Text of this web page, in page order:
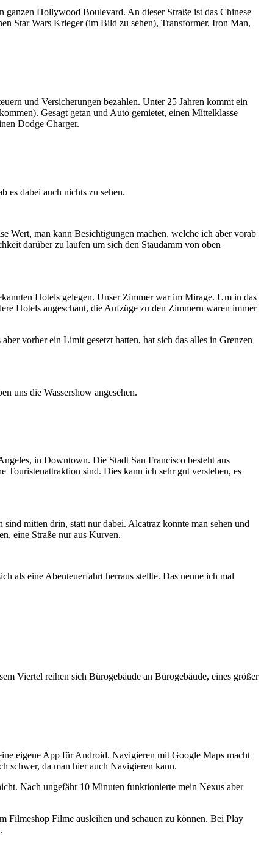
Hollywood Boulevard. An dieser Straße ist das Chinese
Star Wars Krieger (im Bild zu sehen), Transformer, Iron Man,
und Versicherungen bezahlen. Unter 25 Jahren kommt ein
Gesagt getan und Auto gemietet, einen Mittelklasse
Dodge Charger.
es dabei auch nichts zu sehen.
Wert, man kann Besichtigungen machen, welche ich aber vorab
darüber zu laufen um sich den Staudamm von oben
Hotels gelegen. Unser Zimmer war im Mirage. Um in das
Hotels angeschaut, die Aufzüge zu den Zimmern waren immer
vorher ein Limit gesetzt hatten, hat sich das alles in Grenzen
uns die Wassershow angesehen.
in Downtown. Die Stadt San Francisco besteht aus
sind. Dies kann ich sehr gut verstehen, es
mitten drin, statt nur dabei. Alcatraz konnte man sehen und
eine Straße nur aus Kurven.
als eine Abenteuerfahrt herraus stellte. Das nenne ich mal
Viertel reihen sich Bürogebäude an Bürogebäude, eines größer
eigene App für Android. Navigieren mit Google Maps macht
schwer, da man hier auch Navigieren kann.
Nach ungefähr 10 Minuten funktionierte mein Nexus aber
Filmeshop Filme ausleihen und schauen zu können. Bei Play